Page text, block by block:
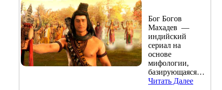
Бог Богов
Махадев —
индийский
сериал на
основе
мифологии,
базирующаяся…
Читать Далее